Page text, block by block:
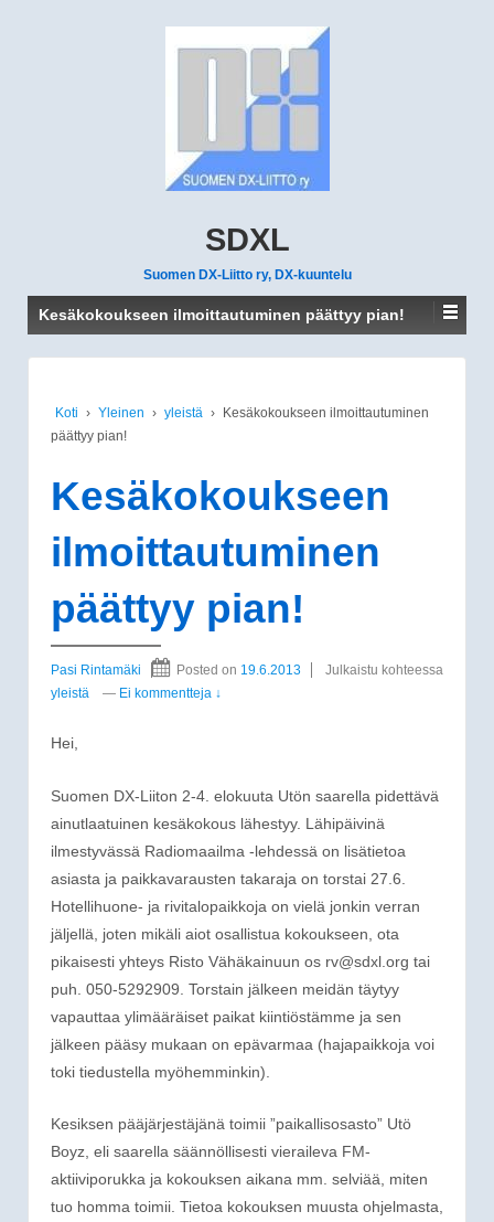
SDXL
Suomen DX-Liitto ry, DX-kuuntelu
Kesäkokoukseen ilmoittautuminen päättyy pian!
Koti › Yleinen › yleistä ›
Kesäkokoukseen ilmoittautuminen
päättyy pian!
Kesäkokoukseen
ilmoittautuminen
päättyy pian!
Pasi Rintamäki Posted on 19.6.2013
Julkaistu kohteessa
yleistä
— Ei kommentteja ↓
Hei,
Suomen DX-Liiton 2-4. elokuuta Utön saarella pidettävä
ainutlaatuinen kesäkokous lähestyy. Lähipäivinä
ilmestyvässä Radiomaailma -lehdessä on lisätietoa
asiasta ja paikkavarausten takaraja on torstai 27.6.
Hotellihuone- ja rivitalopaikkoja on vielä jonkin verran
jäljellä, joten mikäli aiot osallistua kokoukseen, ota
pikaisesti yhteys Risto Vähäkainuun os rv@sdxl.org tai
puh. 050-5292909. Torstain jälkeen meidän täytyy
vapauttaa ylimääräiset paikat kiintiöstämme ja sen
jälkeen pääsy mukaan on epävarmaa (hajapaikkoja voi
toki tiedustella myöhemminkin).
Kesiksen pääjärjestäjänä toimii ”paikallisosasto” Utö
Boyz, eli saarella säännöllisesti vieraileva FM-
aktiiviporukka ja kokouksen aikana mm. selviää, miten
tuo homma toimii. Tietoa kokouksen muusta ohjelmasta,